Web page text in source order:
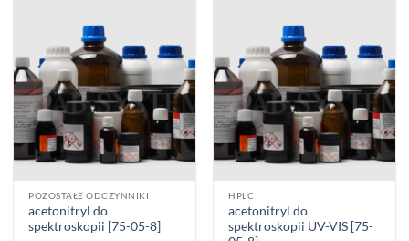
POZOSTAŁE ODCZYNNIKI
acetonitryl do
spektroskopii [75-05-8]
HPLC
acetonitryl do
spektroskopii UV-VIS [75-